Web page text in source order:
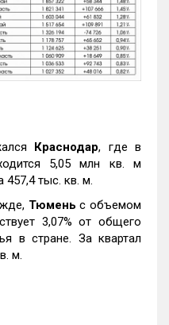
Краснодар, где в
5,05 млн кв. м
457,4 тыс. кв. м.
Тюмень с объемом
3,07% от общего
в стране. За квартал
м.